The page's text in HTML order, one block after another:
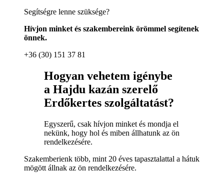
Segítségre lenne szüksége?
Hívjon minket és szakembereink örömmel segítenek
önnek.
+36 (30) 151 37 81
Hogyan vehetem igénybe
a Hajdu kazán szerelő
Erdőkertes szolgáltatást?
Egyszerű, csak hívjon minket és mondja el
nekünk, hogy hol és miben állhatunk az ön
rendelkezésére.
Szakemberienk több, mint 20 éves tapasztalattal a hátuk
mögött állnak az ön rendelkezésére.